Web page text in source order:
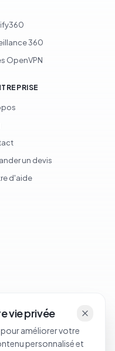
360
OpenVPN
un devis
d'aide
vie privée
améliorer votre
personnalisé et